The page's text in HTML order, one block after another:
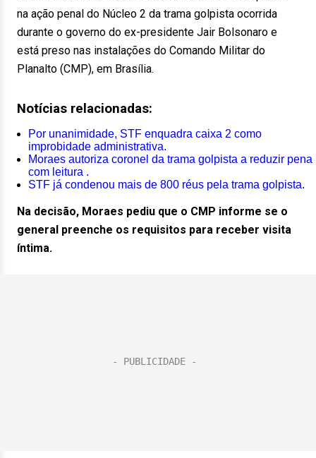
na ação penal do Núcleo 2 da trama golpista ocorrida
durante o governo do ex-presidente Jair Bolsonaro e
está preso nas instalações do Comando Militar do
Planalto (CMP), em Brasília.
Notícias relacionadas:
Por unanimidade, STF enquadra caixa 2 como
improbidade administrativa.
Moraes autoriza coronel da trama golpista a reduzir pena
com leitura .
STF já condenou mais de 800 réus pela trama golpista.
Na decisão, Moraes pediu que o CMP informe se o
general preenche os requisitos para receber visita
íntima.